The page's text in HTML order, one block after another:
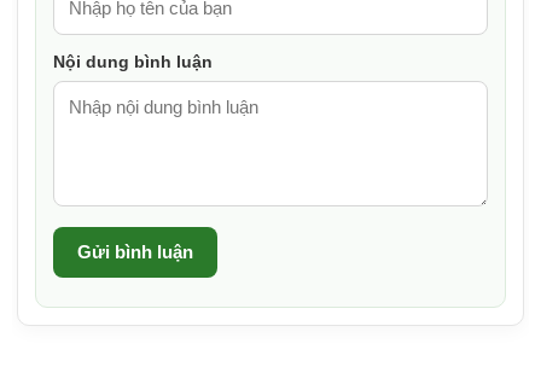
Nội dung bình luận
Gửi bình luận